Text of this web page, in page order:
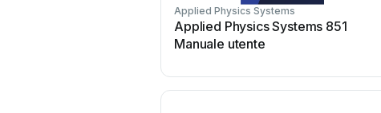
Applied Physics Systems
Applied Physics Systems 851
Manuale utente